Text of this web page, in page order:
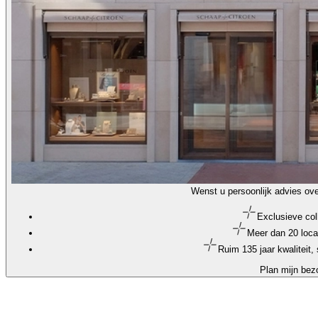
Wenst u persoonlijk advies
Exclusieve
Meer dan 20
Ruim 135 jaar
Plan mijn